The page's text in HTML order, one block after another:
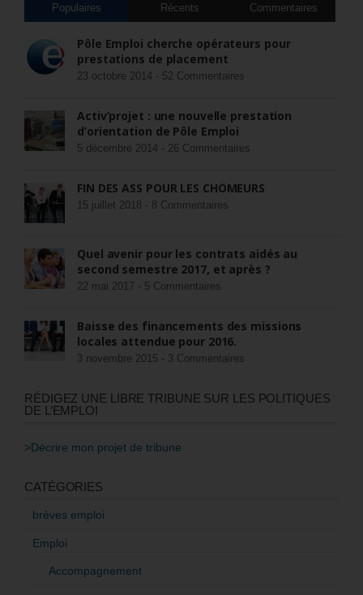
Populaires Récents Commentaires
Pôle Emploi cherche opérateurs pour
prestations de placement
23 octobre 2014 - 52 Commentaires
Activ’projet : une nouvelle prestation
d’orientation de Pôle Emploi
5 décembre 2014 - 26 Commentaires
FIN DES ASS POUR LES CHÔMEURS
15 juillet 2018 - 8 Commentaires
Quel avenir pour les contrats aidés au
second semestre 2017, et après ?
22 mai 2017 - 5 Commentaires
Baisse des financements des missions
locales attendue pour 2016.
3 novembre 2015 - 3 Commentaires
RÉDIGEZ UNE LIBRE TRIBUNE SUR LES POLITIQUES
DE L’EMPLOI
>Décrire mon projet de tribune
CATÉGORIES
brèves emploi
Emploi
Accompagnement